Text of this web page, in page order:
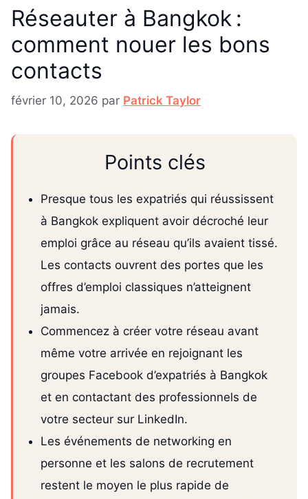
Réseauter à Bangkok :
comment nouer les bons
contacts
février 10, 2026 par Patrick Taylor
Points clés
Presque tous les expatriés qui réussissent
à Bangkok expliquent avoir décroché leur
emploi grâce au réseau qu’ils avaient tissé.
Les contacts ouvrent des portes que les
offres d’emploi classiques n’atteignent
jamais.
Commencez à créer votre réseau avant
même votre arrivée en rejoignant les
groupes Facebook d’expatriés à Bangkok
et en contactant des professionnels de
votre secteur sur LinkedIn.
Les événements de networking en
personne et les salons de recrutement
restent le moyen le plus rapide de